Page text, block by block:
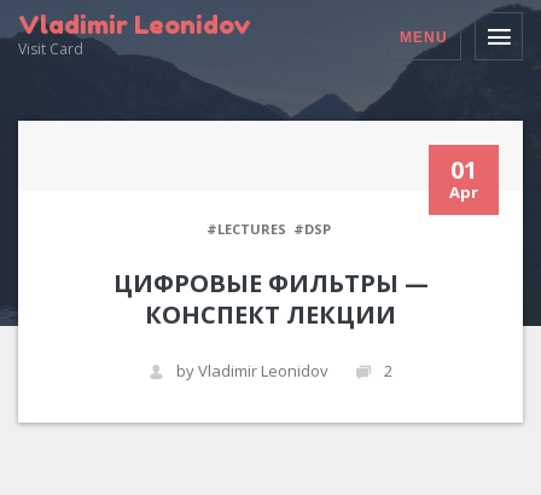
Vladimir Leonidov
Visit Card
MENU
01
Apr
#LECTURES #DSP
ЦИФРОВЫЕ ФИЛЬТРЫ —
КОНСПЕКТ ЛЕКЦИИ
by Vladimir Leonidov 2